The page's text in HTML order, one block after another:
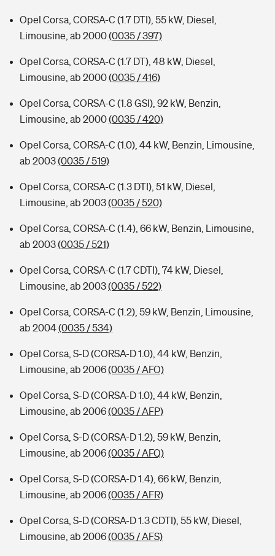
Opel Corsa, CORSA-C (1.7 DTI), 55 kW, Diesel,
Limousine, ab 2000(0035 / 397)
Opel Corsa, CORSA-C (1.7 DT), 48 kW, Diesel,
Limousine, ab 2000(0035 / 416)
Opel Corsa, CORSA-C (1.8 GSI), 92 kW, Benzin,
Limousine, ab 2000(0035 / 420)
Opel Corsa, CORSA-C (1.0), 44 kW, Benzin, Limousine,
ab 2003(0035 / 519)
Opel Corsa, CORSA-C (1.3 DTI), 51 kW, Diesel,
Limousine, ab 2003(0035 / 520)
Opel Corsa, CORSA-C (1.4), 66 kW, Benzin, Limousine,
ab 2003(0035 / 521)
Opel Corsa, CORSA-C (1.7 CDTI), 74 kW, Diesel,
Limousine, ab 2003(0035 / 522)
Opel Corsa, CORSA-C (1.2), 59 kW, Benzin, Limousine,
ab 2004(0035 / 534)
Opel Corsa, S-D (CORSA-D 1.0), 44 kW, Benzin,
Limousine, ab 2006(0035 / AFO)
Opel Corsa, S-D (CORSA-D 1.0), 44 kW, Benzin,
Limousine, ab 2006(0035 / AFP)
Opel Corsa, S-D (CORSA-D 1.2), 59 kW, Benzin,
Limousine, ab 2006(0035 / AFQ)
Opel Corsa, S-D (CORSA-D 1.4), 66 kW, Benzin,
Limousine, ab 2006(0035 / AFR)
Opel Corsa, S-D (CORSA-D 1.3 CDTI), 55 kW, Diesel,
Limousine, ab 2006(0035 / AFS)